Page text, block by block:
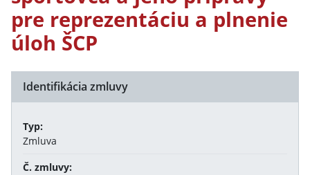
pre reprezentáciu a plnenie
úloh ŠCP
Identifikácia zmluvy
Typ:
Zmluva
Č. zmluvy: